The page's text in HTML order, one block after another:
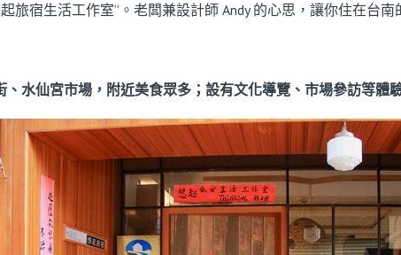
旅宿生活工作室”。老闆兼設計師 Andy 的心思，讓你住在台
水仙宮市場，附近美食眾多；設有文化導覽、市場參訪等體